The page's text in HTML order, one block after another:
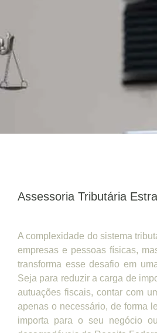
Assessoria Tributária
A complexidade do sistema
empresas e pessoas físicas,
transforma esse desafio em
Seja para reduzir a carga de
autuações fiscais, contar com
apenas o necessário, de forma
importa para o seu negócio